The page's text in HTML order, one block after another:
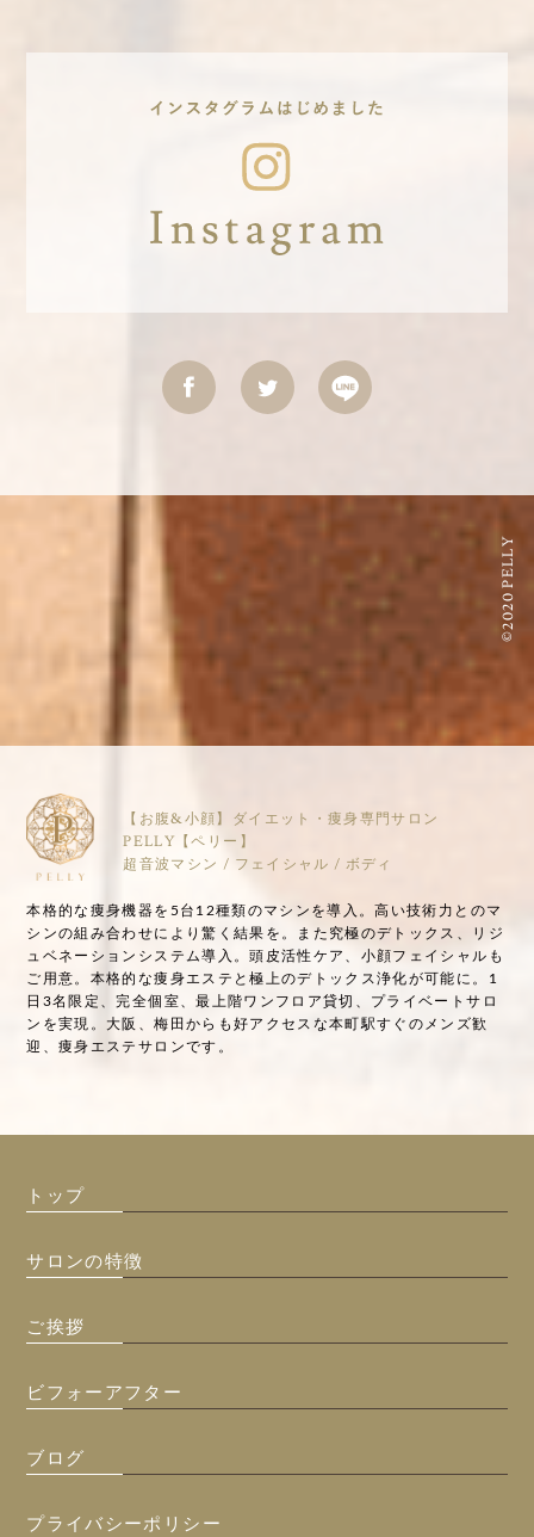
©2020 PELLY
【お腹&小顔】ダイエット・痩身専門サロン
PELLY【ペリー】
超音波マシン / フェイシャル / ボディ
本格的な痩身機器を5台12種類のマシンを導入。高い技術力とのマ
シンの組み合わせにより驚く結果を。また究極のデトックス、リジ
ュベネーションシステム導入。頭皮活性ケア、小顔フェイシャルも
ご用意。本格的な痩身エステと極上のデトックス浄化が可能に。1
日3名限定、完全個室、最上階ワンフロア貸切、プライベートサロ
ンを実現。大阪、梅田からも好アクセスな本町駅すぐのメンズ歓
迎、痩身エステサロンです。
トップ
サロンの特徴
ご挨拶
ビフォーアフター
ブログ
プライバシーポリシー